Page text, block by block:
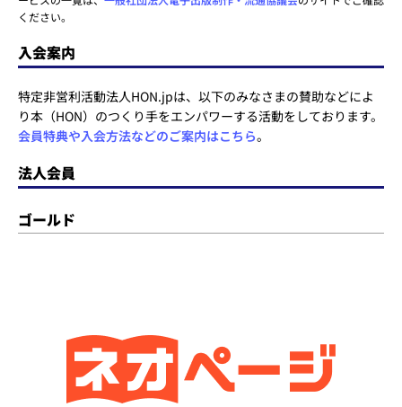
ください。
入会案内
特定非営利活動法人HON.jpは、以下のみなさまの賛助などによ
り本（HON）のつくり手をエンパワーする活動をしております。
会員特典や入会方法などのご案内はこちら。
法人会員
ゴールド